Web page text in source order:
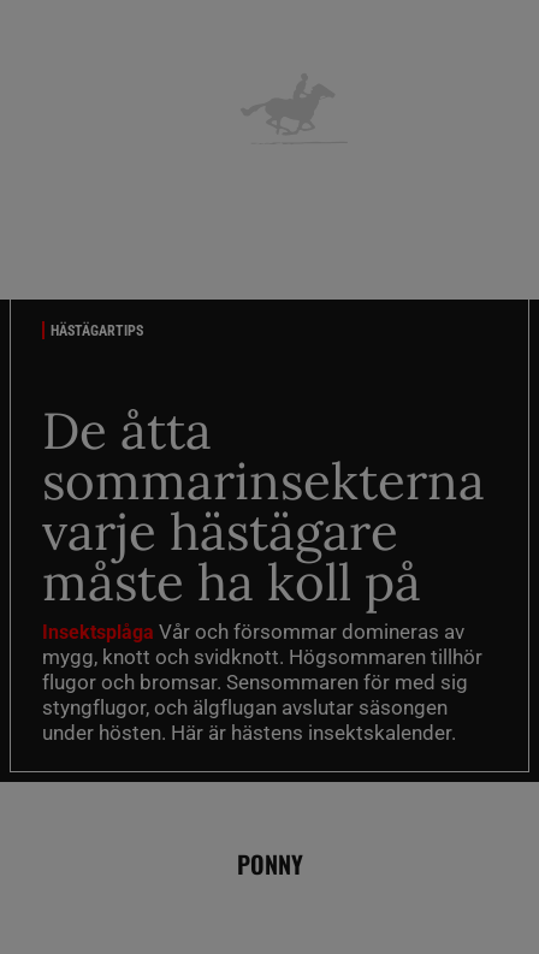
HÄSTÄGARTIPS
De åtta
sommarinsekterna
varje hästägare
måste ha koll på
Insektsplåga Vår och försommar domineras av
mygg, knott och svidknott. Högsommaren tillhör
flugor och bromsar. Sensommaren för med sig
styngflugor, och älgflugan avslutar säsongen
under hösten. Här är hästens insektskalender.
PONNY